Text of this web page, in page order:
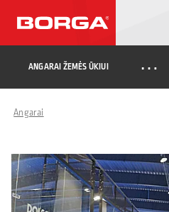
ANGARAI ŽEMĖS ŪKIUI …
Angarai